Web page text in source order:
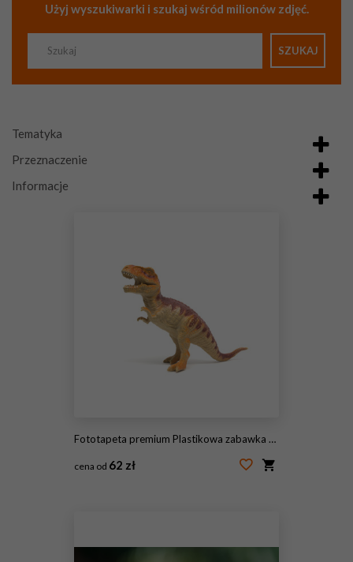
Użyj wyszukiwarki i szukaj wśród milionów zdjęć.
SZUKAJ
Tematyka
Przeznaczenie
Informacje
Fototapeta premium Plastikowa zabawka tyranozaura na białym tle
cena od 62 zł